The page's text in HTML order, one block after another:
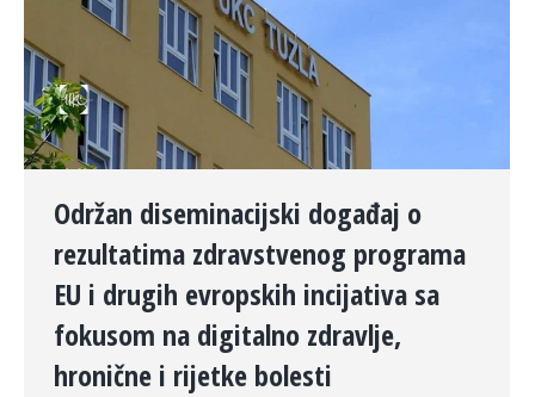
Održan diseminacijski događaj o
rezultatima zdravstvenog programa
EU i drugih evropskih incijativa sa
fokusom na digitalno zdravlje,
hronične i rijetke bolesti